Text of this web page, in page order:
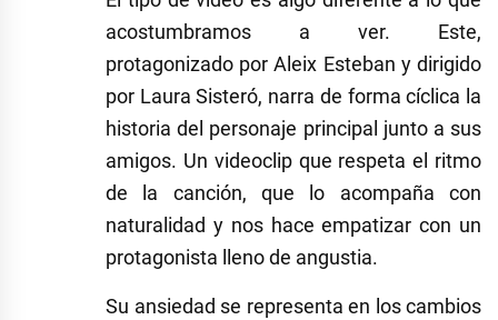
acostumbramos a ver. Este,
protagonizado por Aleix Esteban y dirigido
por Laura Sisteró, narra de forma cíclica la
historia del personaje principal junto a sus
amigos. Un videoclip que respeta el ritmo
de la canción, que lo acompaña con
naturalidad y nos hace empatizar con un
protagonista lleno de angustia.
Su ansiedad se representa en los cambios